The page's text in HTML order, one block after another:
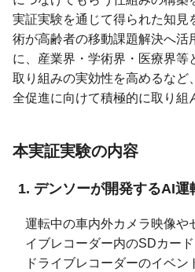
実証実験を通じて得られた知見
術が高齢者の移動課題解決へ活
に、産業界・学術界・医療界等
取り組みの実効性を高めるなど
全促進に向けて積極的に取り組
本実証実験の内容
デンソーが開発するAI運
運転中の車内外カメラ映像や
イブレコーダー内のSDカー
ドライブレコーダーのイベ